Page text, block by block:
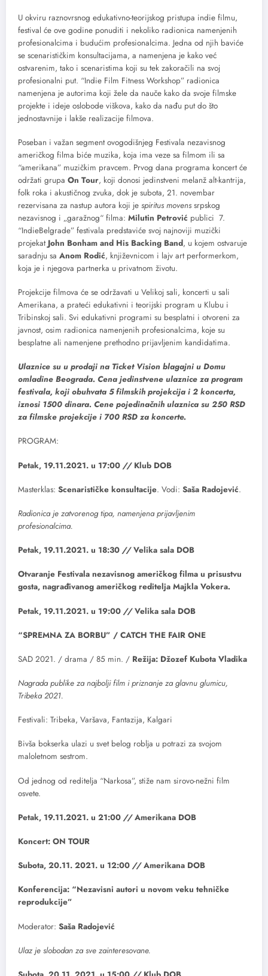
U okviru raznovrsnog edukativno-teorijskog pristupa indie filmu,
festival će ove godine ponuditi i nekoliko radionica namenjenih
profesionalcima i budućim profesionalcima. Jedna od njih baviće
se scenarističkim konsultacijama, a namenjena je kako već
ostvarenim, tako i scenaristima koji su tek zakoračili na svoj
profesionalni put. “Indie Film Fitness Workshop” radionica
namenjena je autorima koji žele da nauče kako da svoje filmske
projekte i ideje oslobode viškova, kako da nađu put do što
jednostavnije i lakše realizacije filmova.
Poseban i važan segment ovogodišnjeg Festivala nezavisnog
američkog filma biće muzika, koja ima veze sa filmom ili sa
“amerikana” muzičkim pravcem. Prvog dana programa koncert će
održati grupa On Tour, koji donosi jedinstveni melanž alt-kantrija,
folk roka i akustičnog zvuka, dok je subota, 21. novembar
rezervisana za nastup autora koji je spiritus movens srpskog
nezavisnog i „garažnog“ filma: Milutin Petrović publici 7.
“IndieBelgrade” festivala predstaviće svoj najnoviji muzički
projekat John Bonham and His Backing Band, u kojem ostvaruje
saradnju sa Anom Rodić, književnicom i lajv art performerkom,
koja je i njegova partnerka u privatnom životu.
Projekcije filmova će se održavati u Velikoj sali, koncerti u sali
Amerikana, a prateći edukativni i teorijski program u Klubu i
Tribinskoj sali. Svi edukativni programi su besplatni i otvoreni za
javnost, osim radionica namenjenih profesionalcima, koje su
besplatne ali namenjene prethodno prijavljenim kandidatima.
Ulaznice su u prodaji na Ticket Vision blagajni u Domu
omladine Beograda. Cena jedinstvene ulaznice za program
festivala, koji obuhvata 5 filmskih projekcija i 2 koncerta,
iznosi 1500 dinara. Cene pojedinačnih ulaznica su 250 RSD
za filmske projekcije i 700 RSD za koncerte.
PROGRAM:
Petak, 19.11.2021. u 17:00 // Klub DOB
Masterklas: Scenarističke konsultacije. Vodi: Saša Radojević.
Radionica je zatvorenog tipa, namenjena prijavljenim
profesionalcima.
Petak, 19.11.2021. u 18:30 //Velika sala DOB
Otvaranje Festivala nezavisnog američkog filma u prisustvu
gosta, nagrađivanog američkog reditelja Majkla Vokera.
Petak, 19.11.2021. u 19:00 //Velika sala DOB
“SPREMNA ZA BORBU” / CATCH THE FAIR ONE
SAD 2021. / drama / 85 min. / Režija: Džozef Kubota Vladika
Nagrada publike za najbolji film i priznanje za glavnu glumicu,
Tribeka 2021.
Festivali: Tribeka, Varšava, Fantazija, Kalgari
Bivša bokserka ulazi u svet belog roblja u potrazi za svojom
maloletnom sestrom.
Od jednog od reditelja “Narkosa”, stiže nam sirovo-nežni film
osvete.
Petak, 19.11.2021. u 21:00 //Amerikana DOB
Koncert: ON TOUR
Subota, 20.11. 2021. u 12:00 //Amerikana DOB
Konferencija: “Nezavisni autori u novom veku tehničke
reprodukcije”
Moderator: Saša Radojević
Ulaz je slobodan za sve zainteresovane.